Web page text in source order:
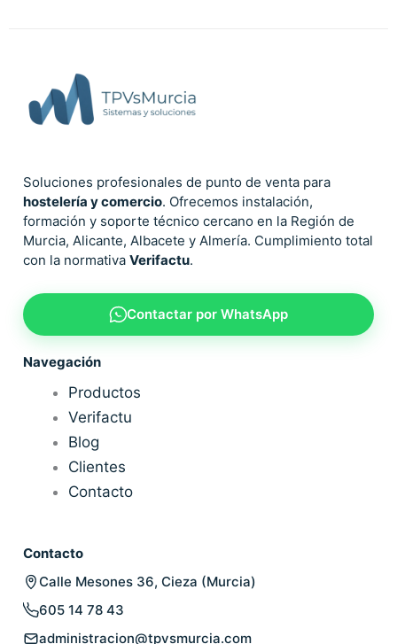
Soluciones profesionales de punto de venta para
hostelería y comercio. Ofrecemos instalación,
formación y soporte técnico cercano en la Región de
Murcia, Alicante, Albacete y Almería. Cumplimiento total
con la normativa Verifactu.
Contactar por WhatsApp
Navegación
Productos
Verifactu
Blog
Clientes
Contacto
Contacto
Calle Mesones 36, Cieza (Murcia)
605 14 78 43
administracion@tpvsmurcia.com